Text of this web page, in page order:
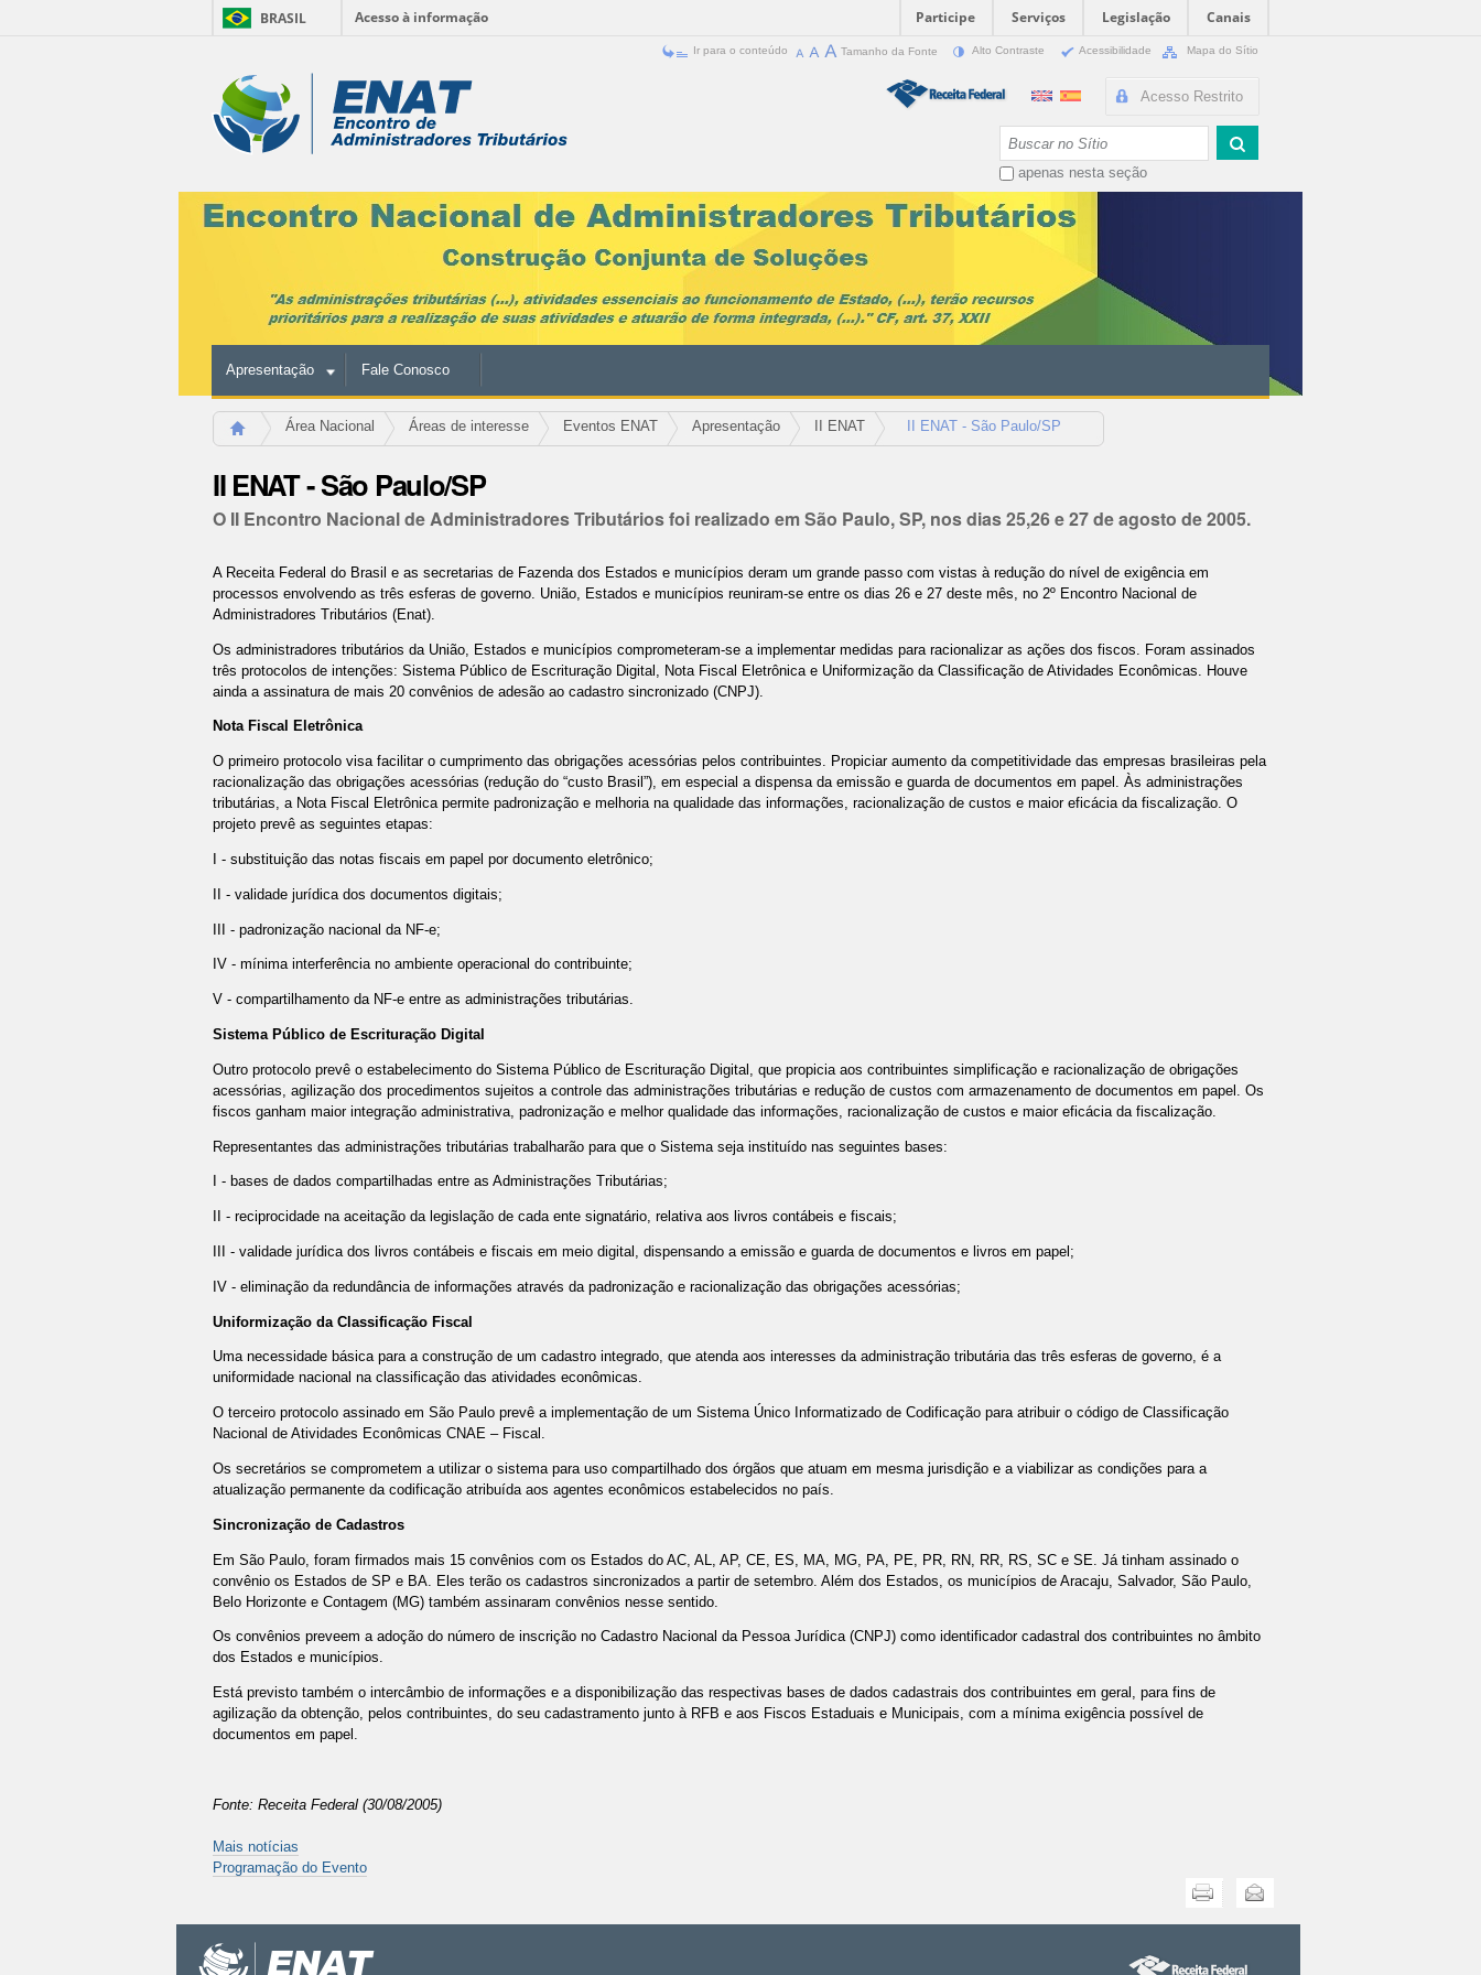
BRASIL Acesso à informação Participe Serviços Legislação
Canais
conteúdo.
navegação
Ir para o conteúdo Tamanho da Fonte Alto Contraste Acessibilidade Mapa do Sítio
Ferramentas
Pessoais
Acesso Restrito
apenas nesta seção
Apresentação Fale Conosco
Área Nacional Áreas de interesse Eventos ENAT Apresentação II ENAT II ENAT - São Paulo/SP
II ENAT - São Paulo/SP
O II Encontro Nacional de Administradores Tributários foi realizado em São Paulo, SP, nos dias 25,26 e 27 de agosto de 2005.
A Receita Federal do Brasil e as secretarias de Fazenda dos Estados e municípios deram um grande passo com vistas à redução do nível de exigência em
processos envolvendo as três esferas de governo. União, Estados e municípios reuniram-se entre os dias 26 e 27 deste mês, no 2º Encontro Nacional de
Administradores Tributários (Enat).
Os administradores tributários da União, Estados e municípios comprometeram-se a implementar medidas para racionalizar as ações dos fiscos. Foram assinados
três protocolos de intenções: Sistema Público de Escrituração Digital, Nota Fiscal Eletrônica e Uniformização da Classificação de Atividades Econômicas. Houve
ainda a assinatura de mais 20 convênios de adesão ao cadastro sincronizado (CNPJ).
Nota Fiscal Eletrônica
O primeiro protocolo visa facilitar o cumprimento das obrigações acessórias pelos contribuintes. Propiciar aumento da competitividade das empresas brasileiras pela
racionalização das obrigações acessórias (redução do “custo Brasil”), em especial a dispensa da emissão e guarda de documentos em papel. Às administrações
tributárias, a Nota Fiscal Eletrônica permite padronização e melhoria na qualidade das informações, racionalização de custos e maior eficácia da fiscalização. O
projeto prevê as seguintes etapas:
I - substituição das notas fiscais em papel por documento eletrônico;
II - validade jurídica dos documentos digitais;
III - padronização nacional da NF-e;
IV - mínima interferência no ambiente operacional do contribuinte;
V - compartilhamento da NF-e entre as administrações tributárias.
Sistema Público de Escrituração Digital
Outro protocolo prevê o estabelecimento do Sistema Público de Escrituração Digital, que propicia aos contribuintes simplificação e racionalização de obrigações
acessórias, agilização dos procedimentos sujeitos a controle das administrações tributárias e redução de custos com armazenamento de documentos em papel. Os
fiscos ganham maior integração administrativa, padronização e melhor qualidade das informações, racionalização de custos e maior eficácia da fiscalização.
Representantes das administrações tributárias trabalharão para que o Sistema seja instituído nas seguintes bases:
I - bases de dados compartilhadas entre as Administrações Tributárias;
II - reciprocidade na aceitação da legislação de cada ente signatário, relativa aos livros contábeis e fiscais;
III - validade jurídica dos livros contábeis e fiscais em meio digital, dispensando a emissão e guarda de documentos e livros em papel;
IV - eliminação da redundância de informações através da padronização e racionalização das obrigações acessórias;
Uniformização da Classificação Fiscal
Uma necessidade básica para a construção de um cadastro integrado, que atenda aos interesses da administração tributária das três esferas de governo, é a
uniformidade nacional na classificação das atividades econômicas.
O terceiro protocolo assinado em São Paulo prevê a implementação de um Sistema Único Informatizado de Codificação para atribuir o código de Classificação
Nacional de Atividades Econômicas CNAE – Fiscal.
Os secretários se comprometem a utilizar o sistema para uso compartilhado dos órgãos que atuam em mesma jurisdição e a viabilizar as condições para a
atualização permanente da codificação atribuída aos agentes econômicos estabelecidos no país.
Sincronização de Cadastros
Em São Paulo, foram firmados mais 15 convênios com os Estados do AC, AL, AP, CE, ES, MA, MG, PA, PE, PR, RN, RR, RS, SC e SE. Já tinham assinado o
convênio os Estados de SP e BA. Eles terão os cadastros sincronizados a partir de setembro. Além dos Estados, os municípios de Aracaju, Salvador, São Paulo,
Belo Horizonte e Contagem (MG) também assinaram convênios nesse sentido.
Os convênios preveem a adoção do número de inscrição no Cadastro Nacional da Pessoa Jurídica (CNPJ) como identificador cadastral dos contribuintes no âmbito
dos Estados e municípios.
Está previsto também o intercâmbio de informações e a disponibilização das respectivas bases de dados cadastrais dos contribuintes em geral, para fins de
agilização da obtenção, pelos contribuintes, do seu cadastramento junto à RFB e aos Fiscos Estaduais e Municipais, com a mínima exigência possível de
documentos em papel.
Fonte: Receita Federal (30/08/2005)
Mais notícias
Programação do Evento
documento
Enviar